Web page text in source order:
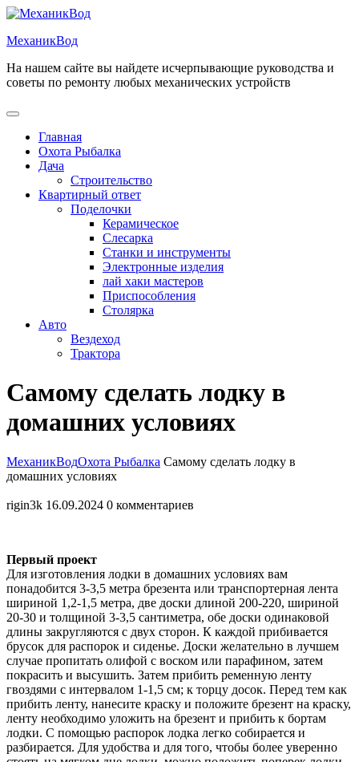
Перейти
содержимому
МеханикВод
На нашем сайте вы найдете исчерпывающие руководства и
советы по ремонту любых механических устройств
Открыть
Главная
Охота Рыбалка
Дача
Строительство
Квартирный ответ
Поделочки
Керамическое
Слесарка
Станки и инструменты
Электронные изделия
лай хаки мастеров
Приспособления
Столярка
Авто
Вездеход
Трактора
меню
Самому сделать лодку в
домашних условиях
МеханикВодОхота Рыбалка Самому сделать лодку в
домашних условиях
rigin3k 16.09.2024 0 комментариев
Первый проект
Для изготовления лодки в домашних условиях вам
понадобится 3-3,5 метра брезента или транспортерная лента
шириной 1,2-1,5 метра, две доски длиной 200-220, шириной
20-30 и толщиной 3-3,5 сантиметра, обе доски одинаковой
длины закругляются с двух сторон. К каждой прибивается
брусок для распорок и сиденье. Доски желательно в лучшем
случае пропитать олифой с воском или парафином, затем
покрасить и высушить. Затем прибить ременную ленту
гвоздями с интервалом 1-1,5 см; к торцу досок. Перед тем как
прибить ленту, нанесите краску и положите брезент на краску,
ленту необходимо уложить на брезент и прибить к бортам
лодки. С помощью распорок лодка легко собирается и
разбирается. Для удобства и для того, чтобы более уверенно